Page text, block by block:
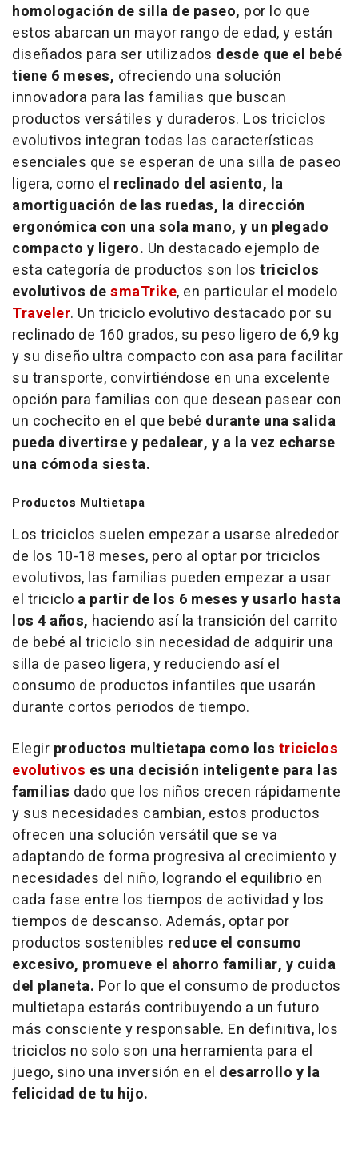
homologación de silla de paseo, por lo que
estos abarcan un mayor rango de edad, y están
diseñados para ser utilizados desde que el bebé
tiene 6 meses, ofreciendo una solución
innovadora para las familias que buscan
productos versátiles y duraderos. Los triciclos
evolutivos integran todas las características
esenciales que se esperan de una silla de paseo
ligera, como el reclinado del asiento, la
amortiguación de las ruedas, la dirección
ergonómica con una sola mano, y un plegado
compacto y ligero. Un destacado ejemplo de
esta categoría de productos son los triciclos
evolutivos desmaTrike, en particular el modelo
Traveler. Un triciclo evolutivo destacado por su
reclinado de 160 grados, su peso ligero de 6,9 kg
y su diseño ultra compacto con asa para facilitar
su transporte, convirtiéndose en una excelente
opción para familias con que desean pasear con
un cochecito en el que bebé durante una salida
pueda divertirse y pedalear, y a la vez echarse
una cómoda siesta.
Productos Multietapa
Los triciclos suelen empezar a usarse alrededor
de los 10-18 meses, pero al optar por triciclos
evolutivos, las familias pueden empezar a usar
el triciclo a partir de los 6 meses y usarlo hasta
los 4 años, haciendo así la transición del carrito
de bebé al triciclo sin necesidad de adquirir una
silla de paseo ligera, y reduciendo así el
consumo de productos infantiles que usarán
durante cortos periodos de tiempo.
Elegir productos multietapa como los triciclos
evolutivos es una decisión inteligente para las
familias dado que los niños crecen rápidamente
y sus necesidades cambian, estos productos
ofrecen una solución versátil que se va
adaptando de forma progresiva al crecimiento y
necesidades del niño, logrando el equilibrio en
cada fase entre los tiempos de actividad y los
tiempos de descanso. Además, optar por
productos sostenibles reduce el consumo
excesivo, promueve el ahorro familiar, y cuida
del planeta. Por lo que el consumo de productos
multietapa estarás contribuyendo a un futuro
más consciente y responsable. En definitiva, los
triciclos no solo son una herramienta para el
juego, sino una inversión en el desarrollo y la
felicidad de tu hijo.